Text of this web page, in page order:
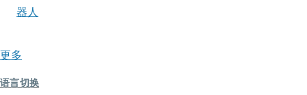
器人
更多
语言切换